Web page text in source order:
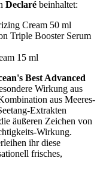
Declaré beinhaltet:
Cream 50 ml
Triple Booster Serum
15 ml
Best Advanced
Wirkung aus
aus Meeres-
Extrakten
äußeren Zeichen von
Wirkung.
ihr diese
frisches,